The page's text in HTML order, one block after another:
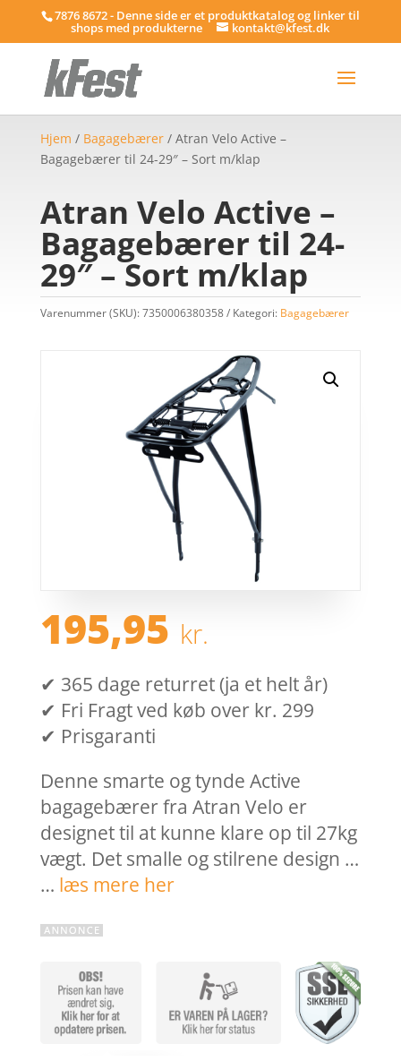
7876 8672 - Denne side er et produktkatalog og linker til
shops med produkterne kontakt@kfest.dk
Hjem / Bagagebærer/ Atran Velo Active –
Bagagebærer til 24-29″ – Sort m/klap
Atran Velo Active –
Bagagebærer til 24-
29″ – Sort m/klap
Varenummer (SKU):7350006380358 Kategori: Bagagebærer
195,95 kr.
✔ 365 dage returret (ja et helt år)
✔ Fri Fragt ved køb over kr. 299
✔ Prisgaranti
Denne smarte og tynde Active
bagagebærer fra Atran Velo er
designet til at kunne klare op til 27kg
vægt. Det smalle og stilrene design …
… læs mere her